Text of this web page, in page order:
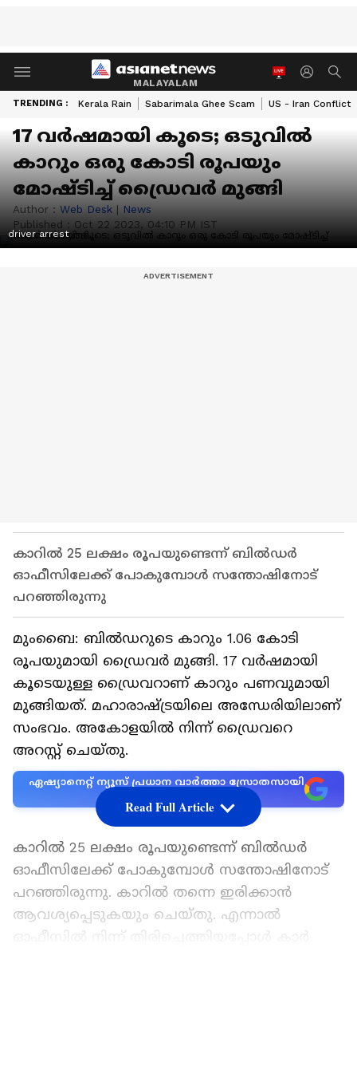
MALAYALAM
TRENDING : Kerala Rain Sabarimala Ghee Scam US - Iran Conflict
17 വര്‍ഷമായി കൂടെ; ഒടുവില്‍
കാറും ഒരു കോടി രൂപയും
മോഷ്ടിച്ച് ഡ്രൈവര്‍ മുങ്ങി
Author : Web Desk | News
Published : Oct 22 2023, 04:10 PM IST
driver arrest
കാറില്‍ 25 ലക്ഷം രൂപയുണ്ടെന്ന് ബില്‍ഡര്‍
ഓഫീസിലേക്ക് പോകുമ്പോള്‍ സന്തോഷിനോട്
പറഞ്ഞിരുന്നു
മുംബൈ: ബില്‍ഡറുടെ കാറും 1.06 കോടി
രൂപയുമായി ഡ്രൈവര്‍ മുങ്ങി. 17 വര്‍ഷമായി
കൂടെയുള്ള ഡ്രൈവറാണ് കാറും പണവുമായി
മുങ്ങിയത്. മഹാരാഷ്ട്രയിലെ അന്ധേരിയിലാണ്
സംഭവം. അകോളയിൽ നിന്ന് ഡ്രൈവറെ
അറസ്റ്റ് ചെയ്തു.
ഏഷ്യാനെറ്റ് ന്യൂസ് പ്രധാന വാർത്താ സ്രോതസായി
കാറില്‍ 25 ലക്ഷം രൂപയുണ്ടെന്ന് ബില്‍ഡര്‍
ഓഫീസിലേക്ക് പോകുമ്പോള്‍ സന്തോഷിനോട്
പറഞ്ഞിരുന്നു. കാറിൽ തന്നെ ഇരിക്കാൻ
ആവശ്യപ്പെടുകയും ചെയ്തു. എന്നാൽ
Read Full Article